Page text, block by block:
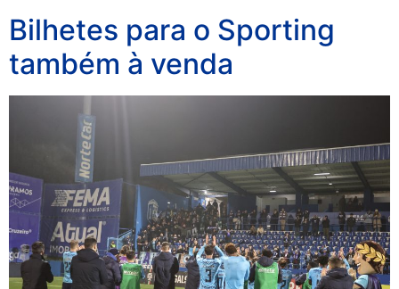
Bilhetes para o Sporting
também à venda